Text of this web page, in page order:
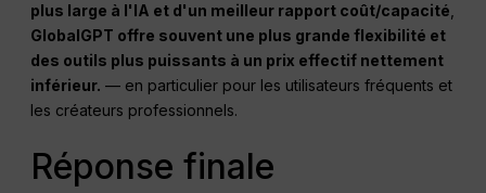
plus large à l'IA et d'un meilleur rapport coût/capacité
GlobalGPT offre souvent une plus grande flexibilité et
des outils plus puissants à un prix effectif nettement
inférieur. — en particulier pour les utilisateurs fréquents et
les créateurs professionnels.
Réponse finale